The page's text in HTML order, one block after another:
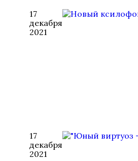
17
декабря
2021
17
декабря
2021